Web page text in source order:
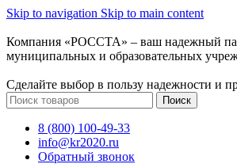
Skip to navigation Skip to main content
Компания «РОССТА» – ваш надежный
муниципальных и образовательных
Сделайте выбор в пользу надежности и
Поиск
8 (800) 100-49-33
info@kr2020.ru
Обратный звонок